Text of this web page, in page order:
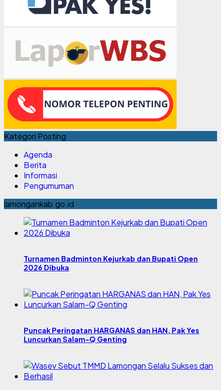
Kategori Posting
Agenda
Berita
Informasi
Pengumuman
lamongankab.go.id
Turnamen Badminton Kejurkab dan Bupati Open
2026 Dibuka
Puncak Peringatan HARGANAS dan HAN, Pak Yes
Luncurkan Salam-Q Genting